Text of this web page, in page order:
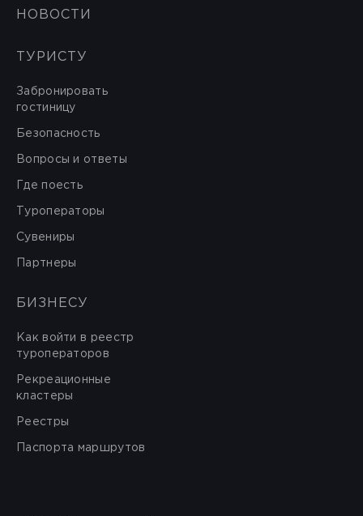
НОВОСТИ
ТУРИСТУ
Забронировать
гостиницу
Безопасность
Вопросы и ответы
Где поесть
Туроператоры
Сувениры
Партнеры
БИЗНЕСУ
Как войти в реестр
туроператоров
Рекреационные
кластеры
Реестры
Паспорта маршрутов